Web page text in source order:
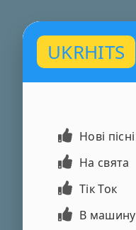
UKRHITS
Нові пісні
На свята
Тік Ток
В машину